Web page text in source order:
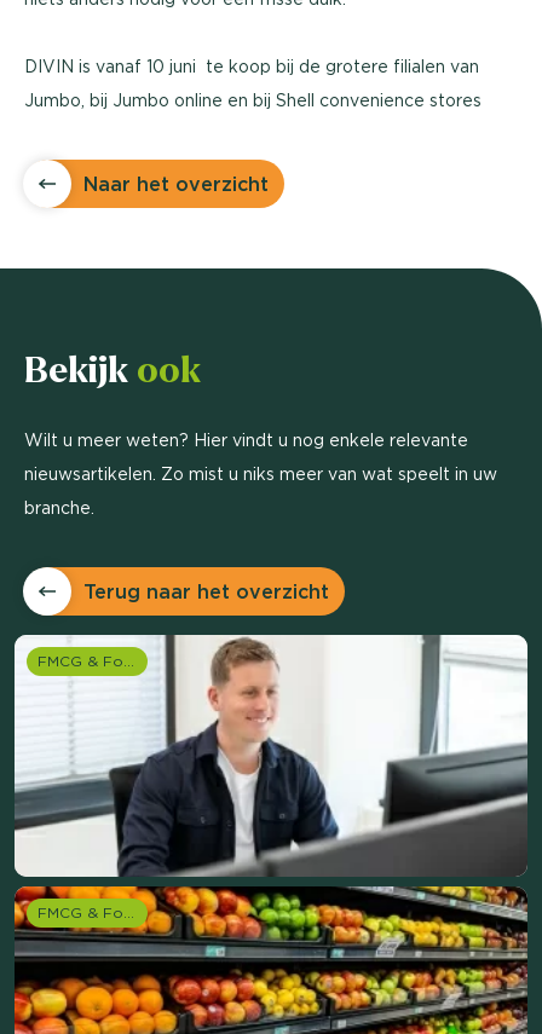
DIVIN is vanaf 10 juni te koop bij de grotere filialen van
Jumbo, bij Jumbo online en bij Shell convenience stores
Naar het overzicht
Bekijk ook
Wilt u meer weten? Hier vindt u nog enkele relevante
nieuwsartikelen. Zo mist u niks meer van wat speelt in uw
branche.
Terug naar het overzicht